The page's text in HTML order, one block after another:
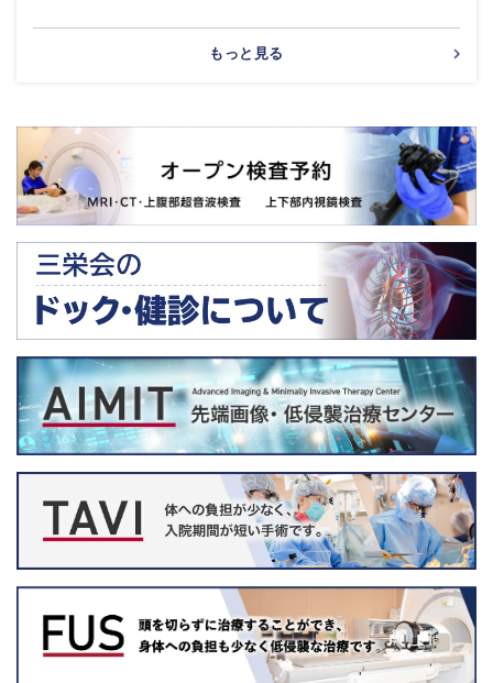
もっと見る